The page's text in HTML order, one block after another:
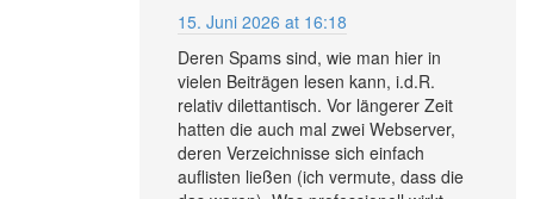
15. Juni 2026 at 16:18
Deren Spams sind, wie man hier in
vielen Beiträgen lesen kann, i.d.R.
relativ dilettantisch. Vor längerer Zeit
hatten die auch mal zwei Webserver,
deren Verzeichnisse sich einfach
auflisten ließen (ich vermute, dass die